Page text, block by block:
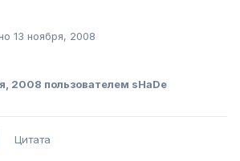
13 ноября, 2008
2008 пользователем sHaDe
Цитата